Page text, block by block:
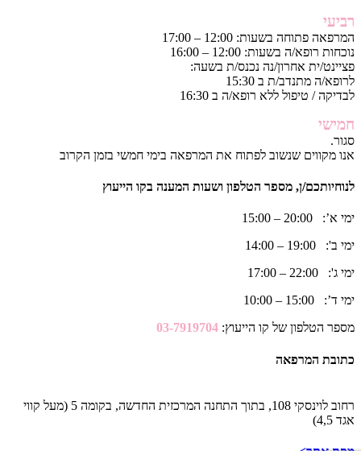
רביעי
המרפאה פתוחה בשעות: 12:00 – 17:00
נוכחות רופא/ה בשעות: 12:00 – 16:00
פציינט/ית אחרון/נה נכנס/ת בשעה:
לרופא/ה מתנדב/ת ב 15:30
לבדיקה / טיפול ללא רופא/ה ב 16:30
חמישי
סגור.
אנו מקווים שנשוב לפתוח את המרפאה בימי חמשי בזמן הקרוב
לנוחיותכם/ן, מספר הטלפון ושעות המענה בקו הייעוץ
ימי א’: 20:00 – 15:00
ימי ב': 19:00 – 14:00
ימי ג': 22:00 – 17:00
ימי ד’: 15:00 – 10:00
מספר הטלפון של קו הייעוץ: 03-7919704
כתובת המרפאה
רחוב לוינסקי 108, בתוך התחנה המרכזית החדשה, בקומה 5 (מעל קווי
אגד 4,5)